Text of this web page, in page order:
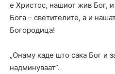
е Христос, нашиот жив Бог,
Бога – светителите, а и
Богородица!
„Онаму каде што сака Бог и
надминуваат”.